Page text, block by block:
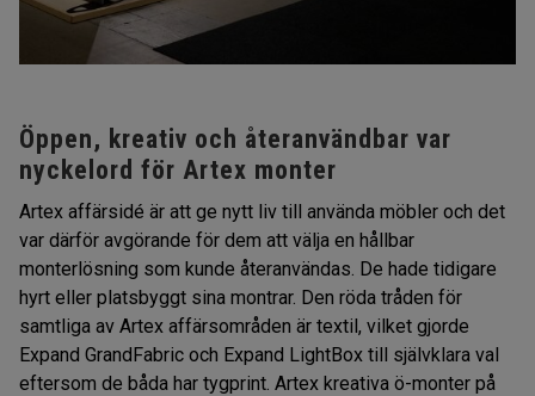
Öppen, kreativ och återanvändbar var
nyckelord för Artex monter
Artex affärsidé är att ge nytt liv till använda möbler och det
var därför avgörande för dem att välja en hållbar
monterlösning som kunde återanvändas. De hade tidigare
hyrt eller platsbyggt sina montrar. Den röda tråden för
samtliga av Artex affärsområden är textil, vilket gjorde
Expand GrandFabric och Expand LightBox till självklara val
eftersom de båda har tygprint. Artex kreativa ö-monter på